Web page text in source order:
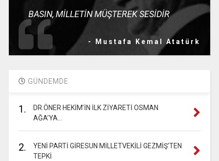
BASIN, MİLLETİN MÜŞTEREK SESİDİR
- Mustafa Kemal Atatürk
GÜNDEMDE
1.
DR.ÖNER HEKİM’İN İLK ZİYARETİ OSMAN
AĞA’YA…
2.
YENİ PARTİ GİRESUN MİLLETVEKİLİ GEZMİŞ’TEN
TEPKİ